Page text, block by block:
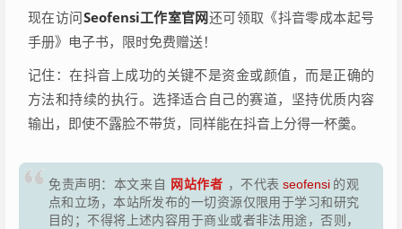
现在访问Seofensi工作室官网还可领取《抖音零成本起号
手册》电子书，限时免费赠送！
记住：在抖音上成功的关键不是资金或颜值，而是正确的
方法和持续的执行。选择适合自己的赛道，坚持优质内容
输出，即使不露脸不带货，同样能在抖音上分得一杯羹。
免责声明：本文来自 网站作者 ，不代表 seofensi 的观
点和立场，本站所发布的一切资源仅限用于学习和研究
目的；不得将上述内容用于商业或者非法用途，否则，